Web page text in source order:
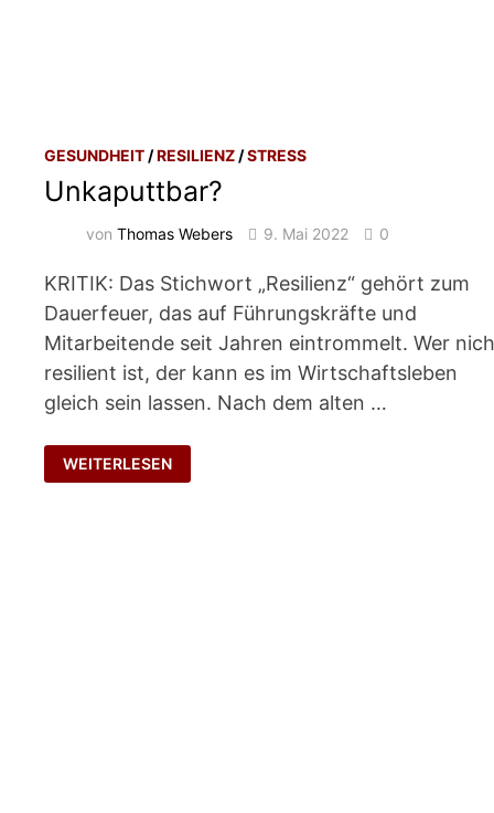
GESUNDHEIT /RESILIENZ /STRESS
Unkaputtbar?
vonThomas Webers 9. Mai 2022 0
KRITIK: Das Stichwort „Resilienz“ gehört zum
Dauerfeuer, das auf Führungskräfte und
Mitarbeitende seit Jahren eintrommelt. Wer
resilient ist, der kann es im Wirtschaftsleben
gleich sein lassen. Nach dem alten …
UNKAPUTTBAR?
WEITERLESEN